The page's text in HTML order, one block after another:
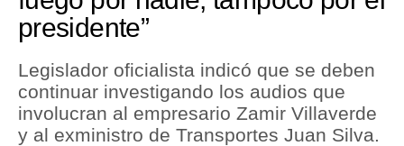
Perú
Política
Tu Dinero
Finanzas Personales
presidente”
Legislador oficialista indicó que se deben
continuar investigando los audios que
involucran al empresario Zamir Villaverde
y al exministro de Transportes Juan Silva.